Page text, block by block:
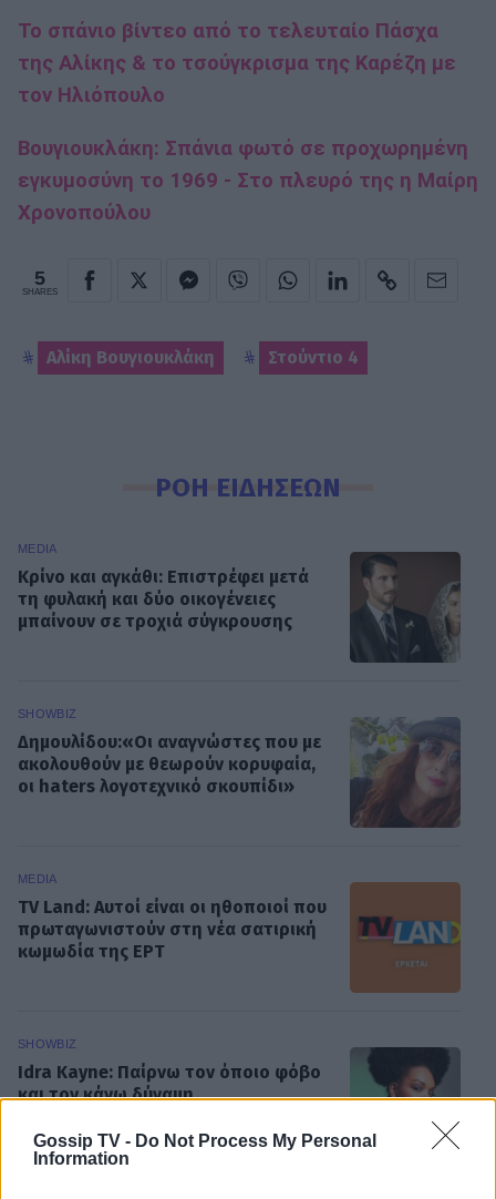
Gossip TV - Do Not Process My Personal
Information
Το σπάνιο βίντεο από το τελευταίο Πάσχα
της Αλίκης & το τσούγκρισμα της Καρέζη με
τον Ηλιόπουλο
Βουγιουκλάκη: Σπάνια φωτό σε προχωρημένη
εγκυμοσύνη το 1969 - Στο πλευρό της η Μαίρη
Χρονοπούλου
5
SHARES
Αλίκη Βουγιουκλάκη Στούντιο 4
ΡΟΗ ΕΙΔΗΣΕΩΝ
MEDIA
Κρίνο και αγκάθι: Επιστρέφει μετά
τη φυλακή και δύο οικογένειες
μπαίνουν σε τροχιά σύγκρουσης
SHOWBIZ
Δημουλίδου:«Οι αναγνώστες που με
ακολουθούν με θεωρούν κορυφαία,
οι haters λογοτεχνικό σκουπίδι»
MEDIA
TV Land: Αυτοί είναι οι ηθοποιοί που
πρωταγωνιστούν στη νέα σατιρική
κωμωδία της ΕΡΤ
SHOWBIZ
Idra Kayne: Παίρνω τον όποιο φόβο
και τον κάνω δύναμη
ΟΛΕΣ ΟΙ ΕΙΔΗΣΕΙΣ